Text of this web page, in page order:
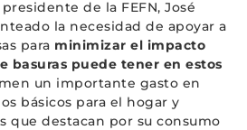
de la FEFN, José
la necesidad de apoyar a
para minimizar el impacto
basuras puede tener en estos
un importante gasto en
básicos para el hogar y
que destacan por su consumo